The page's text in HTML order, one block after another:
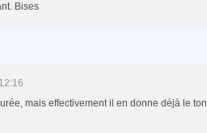
Bises
mais effectivement il en donne déjà le ton